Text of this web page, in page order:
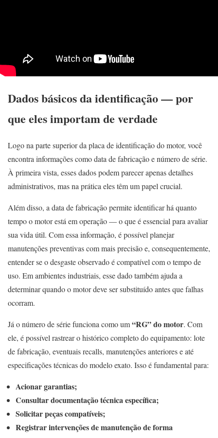
Dados básicos da identificação — por
que eles importam de verdade
Logo na parte superior da placa de identificação do motor, você
encontra informações como data de fabricação e número de série.
À primeira vista, esses dados podem parecer apenas detalhes
administrativos, mas na prática eles têm um papel crucial.
Além disso, a data de fabricação permite identificar há quanto
tempo o motor está em operação — o que é essencial para avaliar
sua vida útil. Com essa informação, é possível planejar
manutenções preventivas com mais precisão e, consequentemente,
entender se o desgaste observado é compatível com o tempo de
uso. Em ambientes industriais, esse dado também ajuda a
determinar quando o motor deve ser substituído antes que falhas
ocorram.
Já o número de série funciona como um“RG” do motor. Com
ele, é possível rastrear o histórico completo do equipamento: lote
de fabricação, eventuais recalls, manutenções anteriores e até
especificações técnicas do modelo exato. Isso é fundamental para:
Acionar garantias;
Consultar documentação técnica específica;
Solicitar peças compatíveis;
Registrar intervenções de manutenção de forma